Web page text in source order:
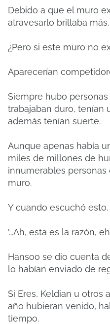
Debido a que el muro
atravesarlo brillaba más.
¿Pero si este muro no
Aparecerían
Siempre hubo
trabajaban duro, tenían
además tenían suerte.
Aunque apenas había
miles de millones de
innumerables
muro.
Y cuando escuchó esto.
'...Ah, esta es la razón,
Hansoo se dio cuenta
lo habían enviado de
Si Eres, Keldian u otros
año hubieran venido,
tiempo.